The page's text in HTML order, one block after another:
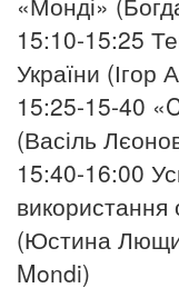
15:10-15:25
України (Ігор
15:25-15-40
(Васіль
15:40-16:00
(Юстина
Mondi)